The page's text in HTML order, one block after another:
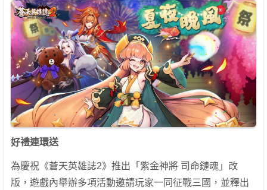
好禮連環送
為慶祝《蒼天英雄誌2》推出「紫金神將 司命鏈魂」改
版，遊戲內舉辦多項活動邀請玩家一同征戰三國，並釋出